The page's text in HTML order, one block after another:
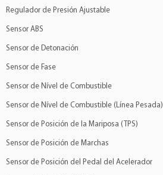
Regulador de Presión Ajustable
Sensor ABS
Sensor de Detonación
Sensor de Fase
Sensor de Nível de Combustible
Sensor de Nível de Combustible (Línea Pesada)
Sensor de Posición de la Mariposa (TPS)
Sensor de Posición de Marchas
Sensor de Posición del Pedal del Acelerador